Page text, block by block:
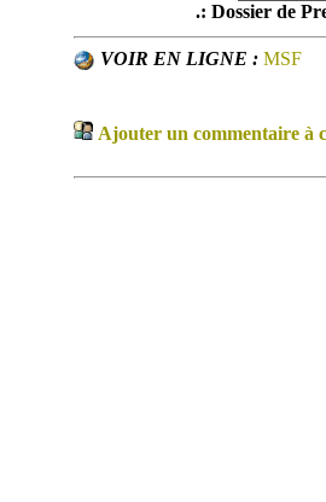
.: Dossier de
VOIR EN LIGNE : MSF
Ajouter un commentaire à